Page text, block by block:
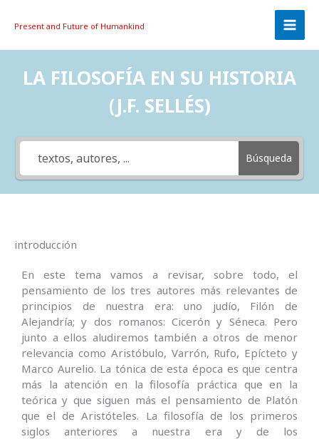
Present and Future of Humankind
LA FILOSOFÍA EN SU HISTORIA
(J.F. SELLÉS)
Búsqueda
introducción
En este tema vamos a revisar, sobre todo, el
pensamiento de los tres autores más relevantes de
principios de nuestra era: uno judío, Filón de
Alejandría; y dos romanos: Cicerón y Séneca. Pero
junto a ellos aludiremos también a otros de menor
relevancia como Aristóbulo, Varrón, Rufo, Epícteto y
Marco Aurelio. La tónica de esta época es que centra
más la atención en la filosofía práctica que en la
teórica y que siguen más el pensamiento de Platón
que el de Aristóteles. La filosofía de los primeros
siglos anteriores a nuestra era y de los